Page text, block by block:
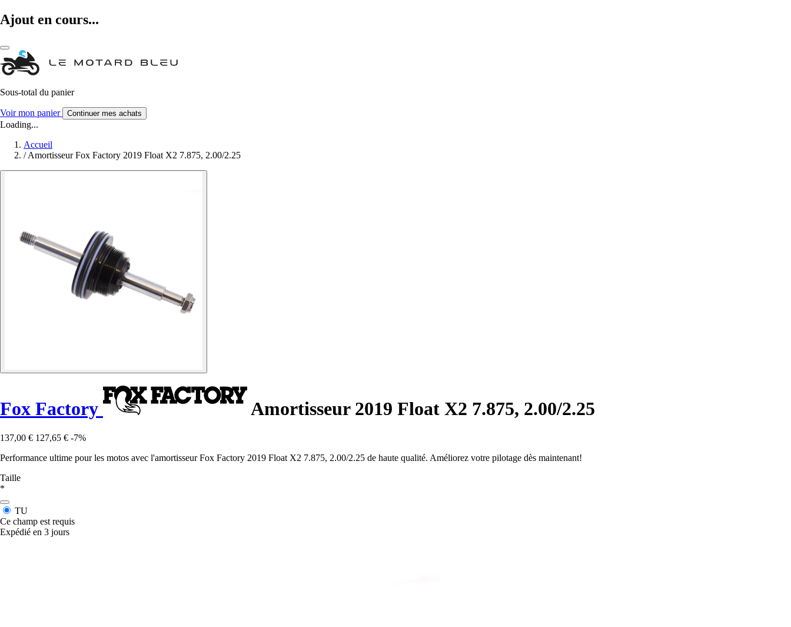
Ajout en cours...
Sous-total du panier
Voir mon panier Continuer mes achats
Loading...
Accueil
/ Amortisseur Fox Factory 2019 Float X2 7.875, 2.00/2.25
Fox Factory Amortisseur 2019 Float X2 7.875, 2.00/2.25
137,00 € 127,65 € -7%
Performance ultime pour les motos avec l'amortisseur Fox Factory 2019 Float X2 7.875, 2.00/2.25 de haute qualité. Améliorez votre pilotage dès maintenant!
Taille
*
TU
Ce champ est requis
Expédié en 3 jours